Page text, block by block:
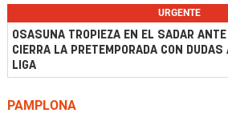
URGENTE
OSASUNA TROPIEZA EN EL SADAR
CIERRA LA PRETEMPORADA CON
LIGA
PAMPLONA